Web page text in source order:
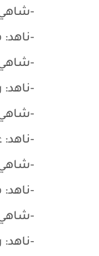
-
-
-شاهي
-ناهد:
-شاهي
-
-
-ناهد:
-
-ناهد: